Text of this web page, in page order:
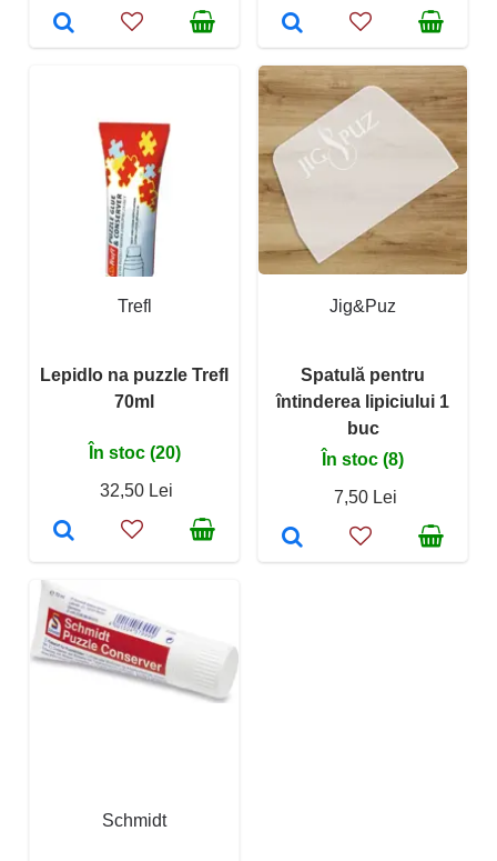
Trefl
Lepidlo na puzzle Trefl
70ml
În stoc (20)
32,50 Lei
Jig&Puz
Spatulă pentru
întinderea lipiciului 1
buc
În stoc (8)
7,50 Lei
Schmidt